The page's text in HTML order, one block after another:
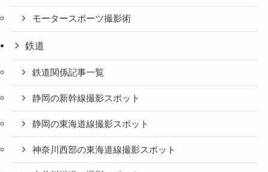
モータースポーツ撮影術
鉄道
鉄道関係記事一覧
静岡の新幹線撮影スポット
静岡の東海道線撮影スポット
神奈川西部の東海道線撮影スポット